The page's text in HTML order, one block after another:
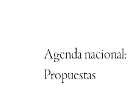
Agenda nacional:
Propuestas